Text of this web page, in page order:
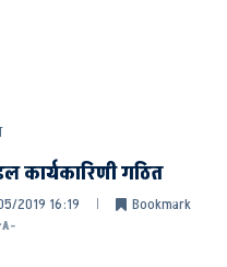
कार्यकारिणी गठित
2019 16:19
Bookmark
A-